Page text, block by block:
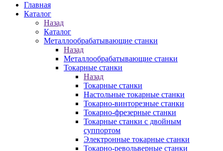
Главная
Каталог
Назад
Каталог
Металлообрабатывающие станки
Назад
Металлообрабатывающие станки
Токарные станки
Назад
Токарные станки
Настольные токарные станки
Токарно-винторезные станки
Токарно-фрезерные станки
Токарные станки с двойным
суппортом
Электронные токарные станки
Токарно-револьверные станки